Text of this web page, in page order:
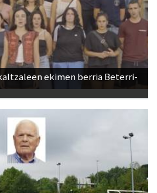
ekimen berria Beterri-